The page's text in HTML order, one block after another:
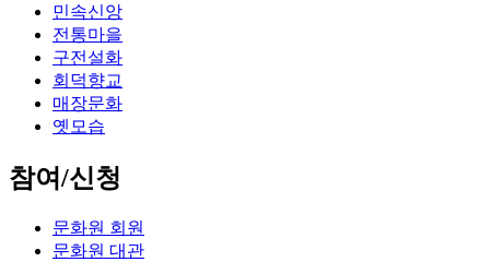
민속신앙
전통마을
구전설화
회덕향교
매장문화
옛모습
참여/신청
문화원 회원
문화원 대관